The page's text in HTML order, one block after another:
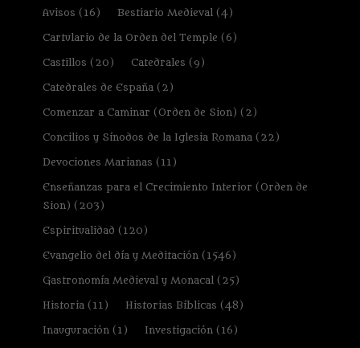
Avisos (16) Bestiario Medieval(4)
Cartulario de la Orden del Temple (6)
Castillos (20) Catedrales (9)
Catedrales de España(2)
Comenzar a Caminar (Orden de Sion) (2)
Concilios y Sínodos de la Iglesia Romana(22)
Devociones Marianas (11)
Enseñanzas para el Crecimiento Interior (Orden de
Sion) (203)
Espiritualidad (120)
Evangelio del día y Meditación(1546)
Gastronomía Medieval y Monacal(25)
Historia(11) Historias Bíblicas (48)
Inauguración(1) Investigación(16)